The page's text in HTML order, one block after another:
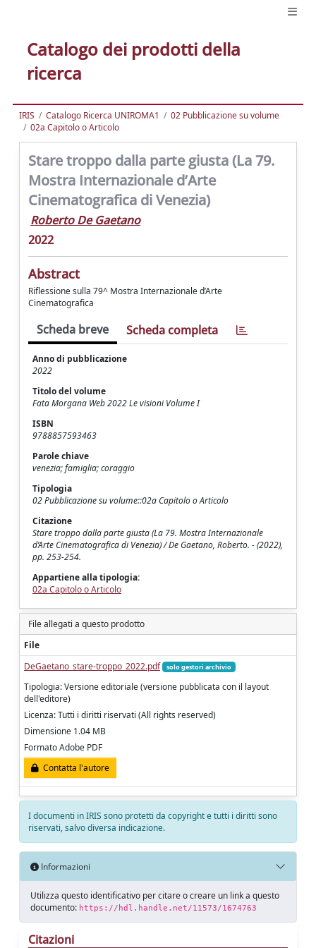
Catalogo dei prodotti della
ricerca
IRIS Catalogo Ricerca UNIROMA1
02 Pubblicazione su volume
02a Capitolo o Articolo
Stare troppo dalla parte giusta (La 79.
Mostra Internazionale d’Arte
Cinematografica di Venezia)
Roberto De Gaetano
2022
Abstract
Riflessione sulla 79^ Mostra Internazionale d’Arte
Cinematografica
Scheda breve Scheda completa
Anno di pubblicazione
2022
Titolo del volume
Fata Morgana Web 2022 Le visioni Volume I
ISBN
9788857593463
Parole chiave
venezia; famiglia; coraggio
Tipologia
02 Pubblicazione su volume::02a Capitolo o Articolo
Citazione
Stare troppo dalla parte giusta (La 79. Mostra Internazionale
d’Arte Cinematografica di Venezia) / De Gaetano, Roberto. - (2022),
pp. 253-254.
Appartiene alla tipologia:
02a Capitolo o Articolo
File allegati a questo prodotto
File
DeGaetano_stare-troppo_2022.pdf
solo gestori archivio
Tipologia: Versione editoriale (versione pubblicata con il layout
dell'editore)
Licenza: Tutti i diritti riservati (All rights reserved)
Dimensione 1.04 MB
Formato Adobe PDF
Contatta l'autore
I documenti in IRIS sono protetti da copyright e tutti i diritti sono
riservati, salvo diversa indicazione.
Informazioni
Utilizza questo identificativo per citare o creare un link a questo
documento: https://hdl.handle.net/11573/1674763
Citazioni